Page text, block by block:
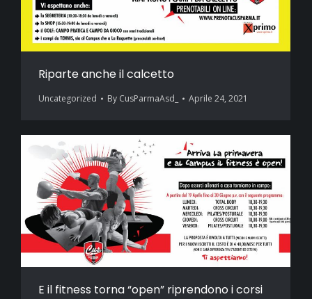
Riparte anche il calcetto
Uncategorized By CusParmaAsd_ Aprile 24, 2021
E il fitness torna “open” riprendono i corsi